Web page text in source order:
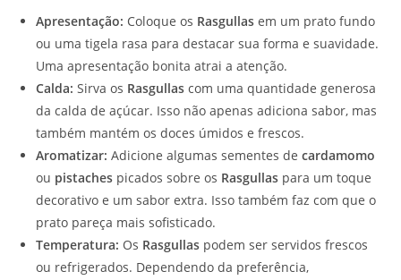
Apresentação: Coloque os Rasgullas em um prato fundo
ou uma tigela rasa para destacar sua forma e suavidade.
Uma apresentação bonita atrai a atenção.
Calda: Sirva os Rasgullas com uma quantidade generosa
da calda de açúcar. Isso não apenas adiciona sabor, mas
também mantém os doces úmidos e frescos.
Aromatizar: Adicione algumas sementes de cardamomo
ou pistaches picados sobre os Rasgullas para um toque
decorativo e um sabor extra. Isso também faz com que o
prato pareça mais sofisticado.
Temperatura: Os Rasgullas podem ser servidos frescos
ou refrigerados. Dependendo da preferência,